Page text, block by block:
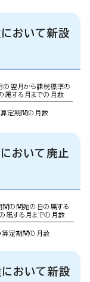
おいて新設
おいて廃止
おいて新設